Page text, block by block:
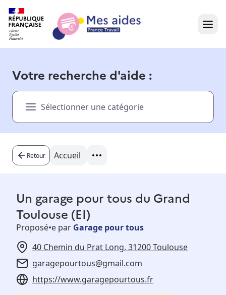
Présentation vidéo
Besoin d'aide ?
Votre recherche d'aide :
Sélectionner une catégorie
Retour Accueil
Un garage pour tous du Grand
Toulouse (EI)
Proposé•e par Garage pour tous
40 Chemin du Prat Long, 31200 Toulouse
garagepourtous@gmail.com
https://www.garagepourtous.fr